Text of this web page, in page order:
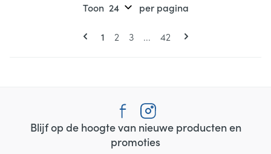
Pagina's
U lees momenteel pagina
1 Pagina
2 Pagina
3 ... Pagina
42
Toon per pagina
Blijf op de hoogte van nieuwe producten en
promoties